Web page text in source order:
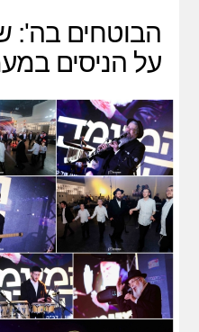
הבוטחים בה':
על הניסים